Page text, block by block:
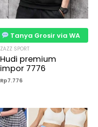
Tanya Grosir via WA
ZAZZ SPORT
Hudi premium
impor 7776
Rp7.776